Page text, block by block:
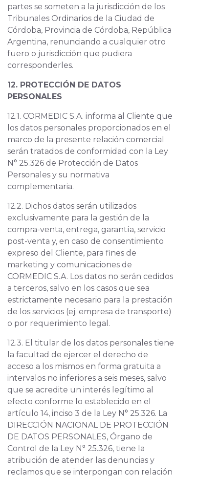
partes se someten a la jurisdicción de los
Tribunales Ordinarios de la Ciudad de
Córdoba, Provincia de Córdoba, República
Argentina, renunciando a cualquier otro
fuero o jurisdicción que pudiera
corresponderles.
12. PROTECCIÓN DE DATOS
PERSONALES
12.1. CORMEDIC S.A. informa al Cliente que
los datos personales proporcionados en el
marco de la presente relación comercial
serán tratados de conformidad con la Ley
N° 25.326 de Protección de Datos
Personales y su normativa
complementaria.
12.2. Dichos datos serán utilizados
exclusivamente para la gestión de la
compra-venta, entrega, garantía, servicio
post-venta y, en caso de consentimiento
expreso del Cliente, para fines de
marketing y comunicaciones de
CORMEDIC S.A. Los datos no serán cedidos
a terceros, salvo en los casos que sea
estrictamente necesario para la prestación
de los servicios (ej. empresa de transporte)
o por requerimiento legal.
12.3. El titular de los datos personales tiene
la facultad de ejercer el derecho de
acceso a los mismos en forma gratuita a
intervalos no inferiores a seis meses, salvo
que se acredite un interés legítimo al
efecto conforme lo establecido en el
artículo 14, inciso 3 de la Ley N° 25.326. La
DIRECCIÓN NACIONAL DE PROTECCIÓN
DE DATOS PERSONALES, Órgano de
Control de la Ley N° 25.326, tiene la
atribución de atender las denuncias y
reclamos que se interpongan con relación